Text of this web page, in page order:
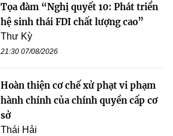
Tọa đàm “Nghị quyết 10: Phát triển
hệ sinh thái FDI chất lượng cao”
Thư Kỳ
21:30 07/08/2026
Hoàn thiện cơ chế xử phạt vi phạm
hành chính của chính quyền cấp cơ
sở
Thái Hải